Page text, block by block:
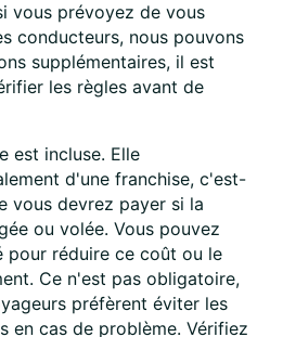
vous prévoyez de vous
conducteurs, nous pouvons
supplémentaires, il est
les règles avant de
est incluse. Elle
d'une franchise, c'est-
vous devrez payer si la
ou volée. Vous pouvez
pour réduire ce coût ou le
Ce n'est pas obligatoire,
préfèrent éviter les
en cas de problème. Vérifiez